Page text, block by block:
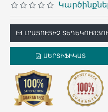
ԼՐԱՑՈՒՑԻՉ
ՍԵՐՏԻՖԻԿԱՏ